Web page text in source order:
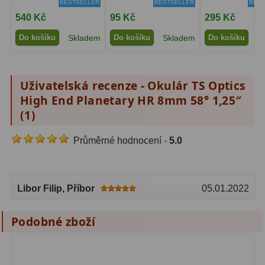
Pro děti
Školní a laboratorní18
Digitální10
Kapesní
Příslušenství 16
Domácí21
Pokročilé 5
BESTSELLER
540 Kč
Do košíku Skladem
BESTSELLER
95 Kč
Do košíku Skladem
295 Kč
Do košíku
Uživatelská recenze - Okulár TS Optics
High End Planetary HR 8mm 58° 1,25″
(1)
Průměrné hodnocení - 5.0
Libor Filip, Příbor 05.01.2022
Podobné zboží